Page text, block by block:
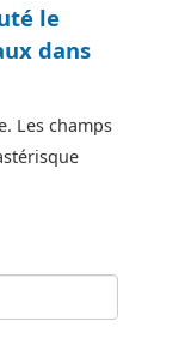
le
dans
Les champs